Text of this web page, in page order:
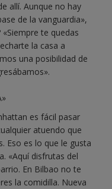
allí. Aunque no hay
de la vanguardia»,
te quedas
la casa a
una posibilidad de
es fácil pasar
atuendo que
Eso es lo que le gusta
«Aquí disfrutas del
En Bilbao no te
la comidilla. Nueva